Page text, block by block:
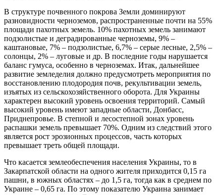
В структуре почвенного покрова Земли доминируют
разновидности черноземов, распространенные почти на 55%
площади пахотных земель. 10% пахотных земель занимают
подзолистые и деградированные черноземы, 9% –
каштановые, 7% – подзолистые, 6,7% – серые лесные, 2,5% –
солонцы, 2% – луговые и др. В последние годы нарушается
баланс гумуса, особенно в черноземах. Итак, дальнейшее
развитие земледелия должно предусмотреть мероприятия по
восстановлению плодородия почв, рекультивации земель,
изъятых из сельскохозяйственного оборота. Для Украины
характерен высокий уровень освоения территорий. Самый
высокий уровень имеют западные области, Донбасс,
Приднепровье. В степной и лесостепной зонах уровень
распашки земель превышает 70%. Одним из следствий этого
является рост эрозионных процессов, часть которых
превышает треть общей площади.
Что касается землеобеспечения населения Украины, то в
Закарпатской области на одного жителя приходится 0,15 га
пашни, в южных областях – до 1,5 га, тогда как в среднем по
Украине – 0,65 га. По этому показателю Украина занимает